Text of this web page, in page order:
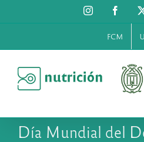
al
Instagram
FCM
Día Mundial del